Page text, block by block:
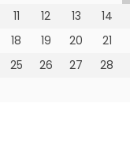
11 12 13 14
18 19 20 21
25 26 27 28